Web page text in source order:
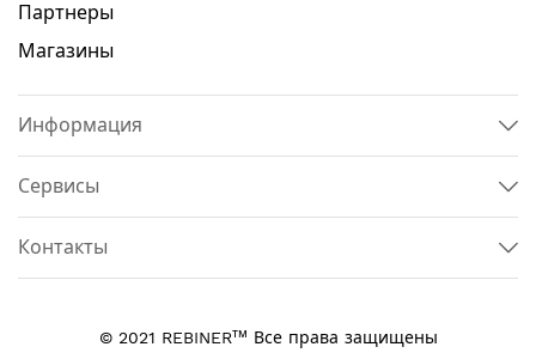
Партнеры
Магазины
Информация
Сервисы
Контакты
© 2021 REBINERтм Все права защищены